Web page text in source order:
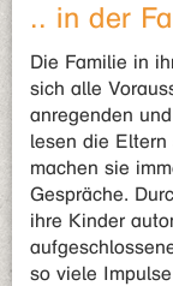
.. in der
Die Familie in
sich alle
anregenden
lesen die
machen sie
Gespräche.
ihre Kinder
so viele